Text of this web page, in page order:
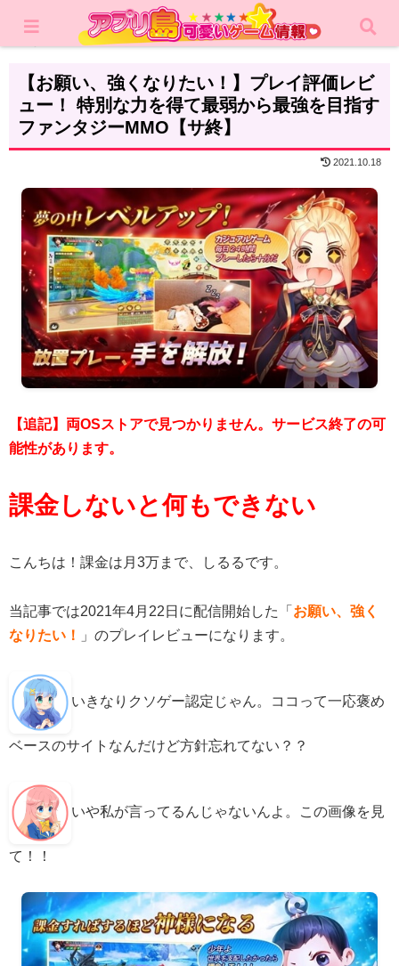
レビュー MMORPG
【お願い、強くなりたい！】プレイ評価レビ
ュー！ 特別な力を得て最弱から最強を目指す
ファンタジーMMO【サ終】
2021.10.18
【追記】両OSストアで見つかりません。サービス終了の可
能性があります。
課金しないと何もできない
こんちは！課金は月3万まで、しるるです。
当記事では2021年4月22日に配信開始した「 お願い、強く
なりたい！
」のプレイレビューになります。
いきなりクソゲー認定じゃん。ココって一応褒め
ベースのサイトなんだけど方針忘れてない？？
いや私が言ってるんじゃないんよ。この画像を見
て！！